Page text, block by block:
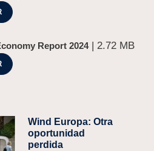
Report 2024| 2.72 MB
Wind Europa: Otra
oportunidad
perdida